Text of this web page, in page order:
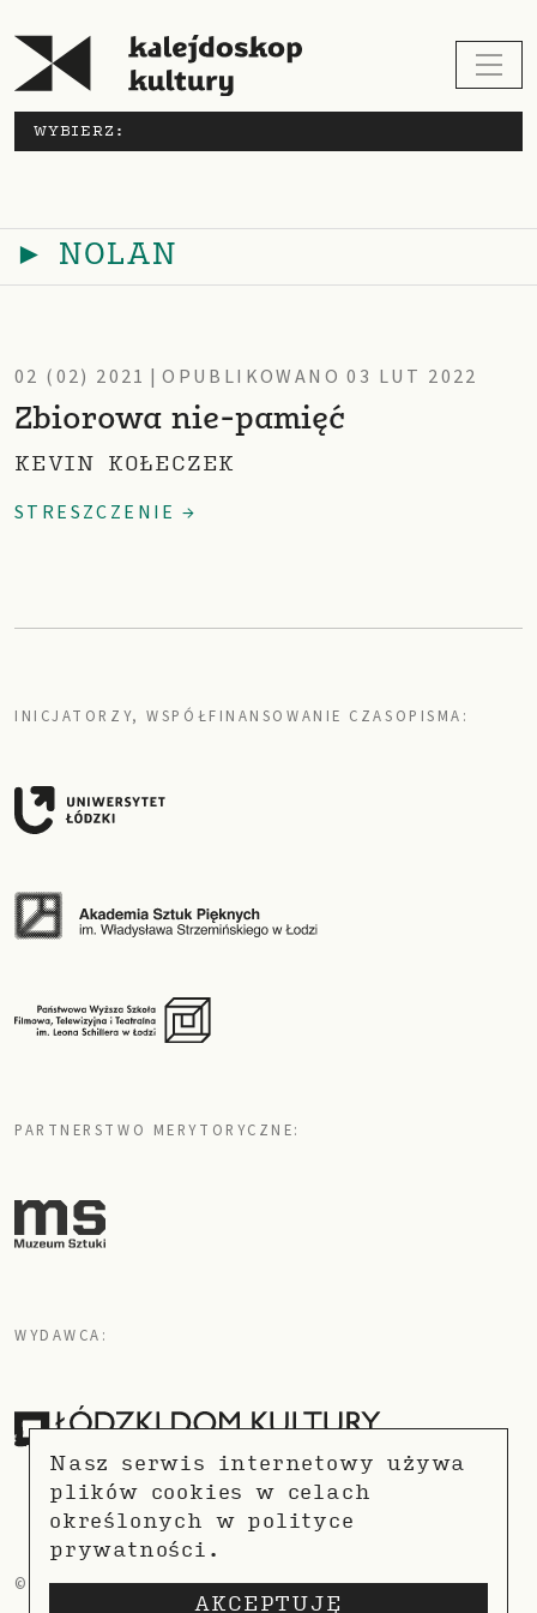
WYBIERZ:
► NOLAN
02 (02) 2021 | OPUBLIKOWANO 03 LUT 2022
Zbiorowa nie-pamięć
KEVIN KOŁECZEK
STRESZCZENIE →
INICJATORZY, WSPÓŁFINANSOWANIE CZASOPISMA:
PARTNERSTWO MERYTORYCZNE:
WYDAWCA:
© COPYRIGHT 2021POLITYKA PRYWATNOŚCI
Nasz serwis internetowy używa
plików cookies w celach
określonych w polityce
prywatności.
AKCEPTUJĘ